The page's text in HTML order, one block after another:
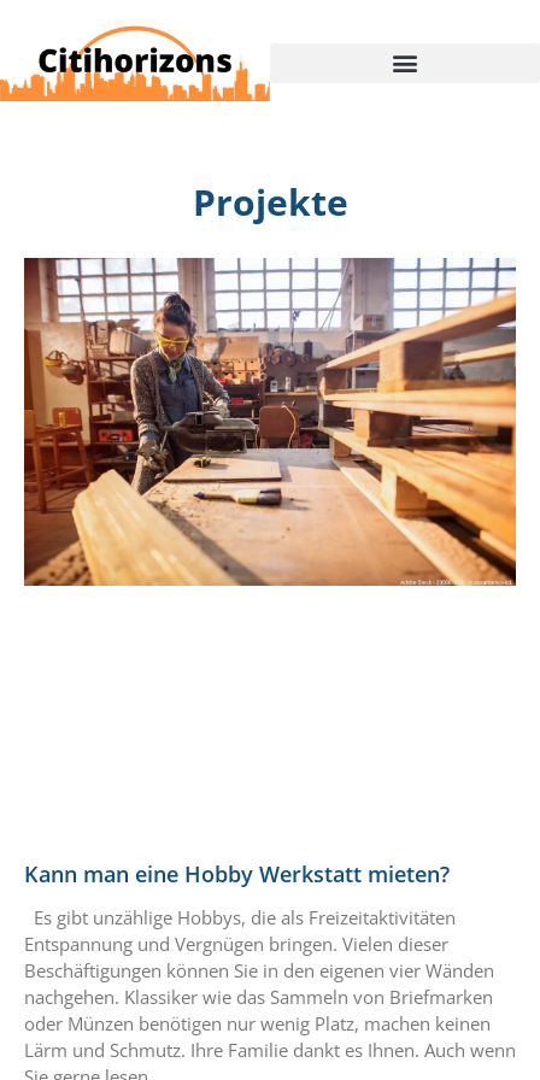
Projekte
Kann man eine Hobby Werkstatt mieten?
Es gibt unzählige Hobbys, die als Freizeitaktivitäten
Entspannung und Vergnügen bringen. Vielen dieser
Beschäftigungen können Sie in den eigenen vier Wänden
nachgehen. Klassiker wie das Sammeln von Briefmarken
oder Münzen benötigen nur wenig Platz, machen keinen
Lärm und Schmutz. Ihre Familie dankt es Ihnen. Auch wenn